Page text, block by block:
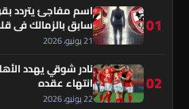
01
اسم مفاجئ يتردد
سابق بالزمالك في
21 يونيو، 2026
02
نادر شوقي يهدد
انتهاء عقده
22 يونيو، 2026